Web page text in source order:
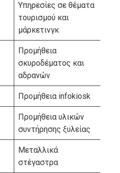
Υπηρεσίες σε θέματα
τουρισμού και
μάρκετινγκ
Προμήθεια
σκυροδέματος και
αδρανών
Προμήθεια infokiosk
Προμήθεια υλικών
συντήρησης ξυλείας
Μεταλλικά
στέγαστρα